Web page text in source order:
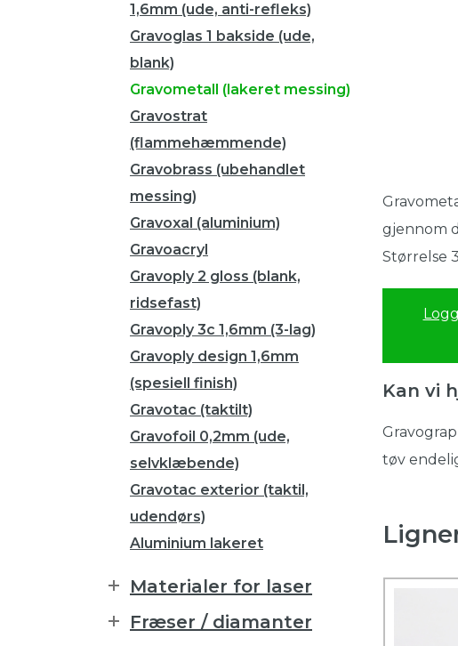
gjennom
Størrelse
Kan vi
tøv
1,6mm (ude, anti-refleks)
Gravoglas 1 bakside (ude,
blank)
Gravometall (lakeret messing)
Gravostrat
(flammehæmmende)
Gravobrass (ubehandlet
messing)
Gravoxal (aluminium)
Gravoacryl
Gravoply 2 gloss (blank,
ridsefast)
Gravoply 3c 1,6mm (3-lag)
Gravoply design 1,6mm
(spesiell finish)
Gravotac (taktilt)
Gravofoil 0,2mm (ude,
selvklæbende)
Gravotac exterior (taktil,
udendørs)
Aluminium lakeret
Materialer for laser
Fræser / diamanter